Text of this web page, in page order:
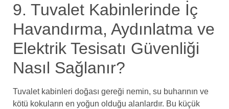
9. Tuvalet Kabinlerinde İç
Havandırma, Aydınlatma ve
Elektrik Tesisatı Güvenliği
Nasıl Sağlanır?
Tuvalet kabinleri doğası gereği nemin, su buharının ve
kötü kokuların en yoğun olduğu alanlardır. Bu küçük